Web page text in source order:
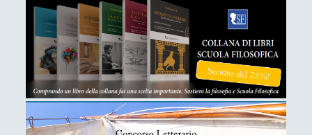
Andrea Zeppi
Brad Smith
Chiara Cozzi
Cosimo Meneguzzo
Daniele Barni